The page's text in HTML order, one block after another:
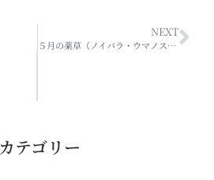
NEXT
５月の薬草（ノイバラ・ウマノスズクサ・イチヤクソウ）
カテゴリー